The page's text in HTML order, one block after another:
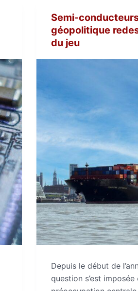
Semi-
géopolitique
du jeu
Depuis le début de
question s’est imposée